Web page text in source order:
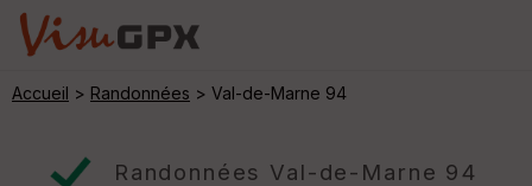
Accueil > Randonnées > Val-de-Marne 94
Randonnées Val-de-Marne 94